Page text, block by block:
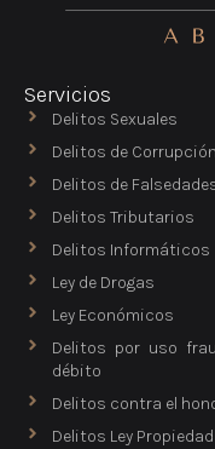
Servicios
Delitos Sexuales
Delitos de Corrupción
Delitos de
Delitos Tributarios
Delitos Informáticos
Ley de Drogas
Ley Económicos
Delitos por uso
débito
Delitos contra el
Delitos Ley